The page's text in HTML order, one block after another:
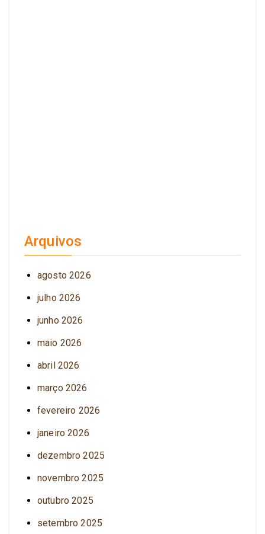
Arquivos
agosto 2026
julho 2026
junho 2026
maio 2026
abril 2026
março 2026
fevereiro 2026
janeiro 2026
dezembro 2025
novembro 2025
outubro 2025
setembro 2025